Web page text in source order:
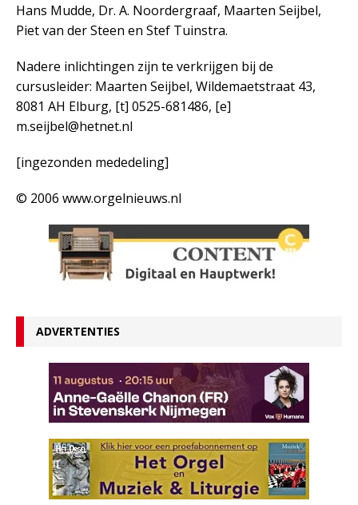
Hans Mudde, Dr. A. Noordergraaf, Maarten Seijbel,
Piet van der Steen en Stef Tuinstra.
Nadere inlichtingen zijn te verkrijgen bij de
cursusleider: Maarten Seijbel, Wildemaetstraat 43,
8081 AH Elburg, [t] 0525-681486, [e]
m.seijbel@hetnet.nl
[ingezonden mededeling]
© 2006 www.orgelnieuws.nl
ADVERTENTIES